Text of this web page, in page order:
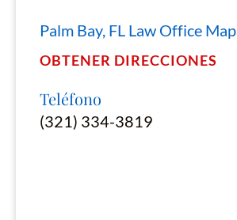
Palm Bay, FL Law Office Map
OBTENER DIRECCIONES
Teléfono
(321) 334-3819